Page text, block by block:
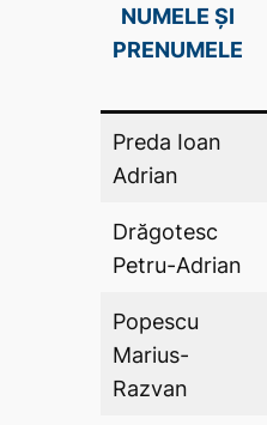
NUMELE ȘI
PRENUMELE
Preda Ioan
Adrian
Drăgotesc
Petru-Adrian
Popescu
Marius-
Razvan